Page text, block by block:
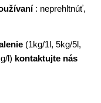
: neprehltnúť,
(1kg/1l, 5kg/5l,
l) kontaktujte nás